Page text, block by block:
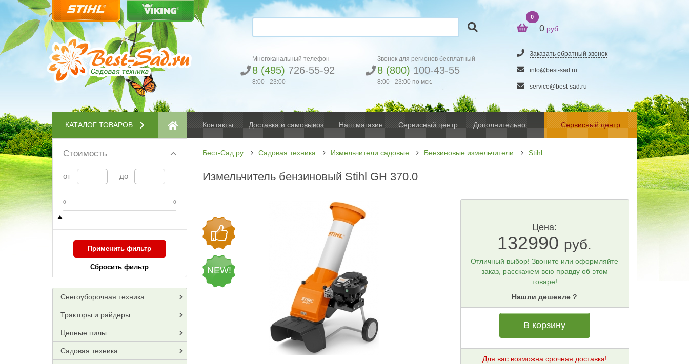
Многоканальный телефон
8 (495) 726-55-92
8:00 - 23:00
Звонок для регионов бесплатный
8 (800) 100-43-55
8:00 - 23:00 по мск.
0
0 руб
Заказать обратный звонок
info@best-sad.ru
service@best-sad.ru
КАТАЛОГ ТОВАРОВ Контакты Доставка и самовывоз Наш магазин Сервисный центр Дополнительно Сервисный центр
Стоимость
от до
0 0
Применить фильтр
Сбросить фильтр
Снегоуборочная техника
Тракторы и райдеры
Цепные пилы
Садовая техника
Бест-Сад.ру Садовая техника Измельчители садовые Бензиновые измельчители Stihl
Измельчитель бензиновый Stihl GH 370.0
NEW!
Цена:
132990 руб.
Отличный выбор! Звоните или оформляйте
заказ, расскажем всю правду об этом
товаре!
Нашли дешевле ?
В корзину
Для вас возможна срочная доставка!